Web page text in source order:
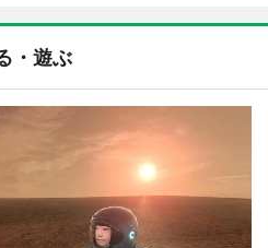
・遊ぶ